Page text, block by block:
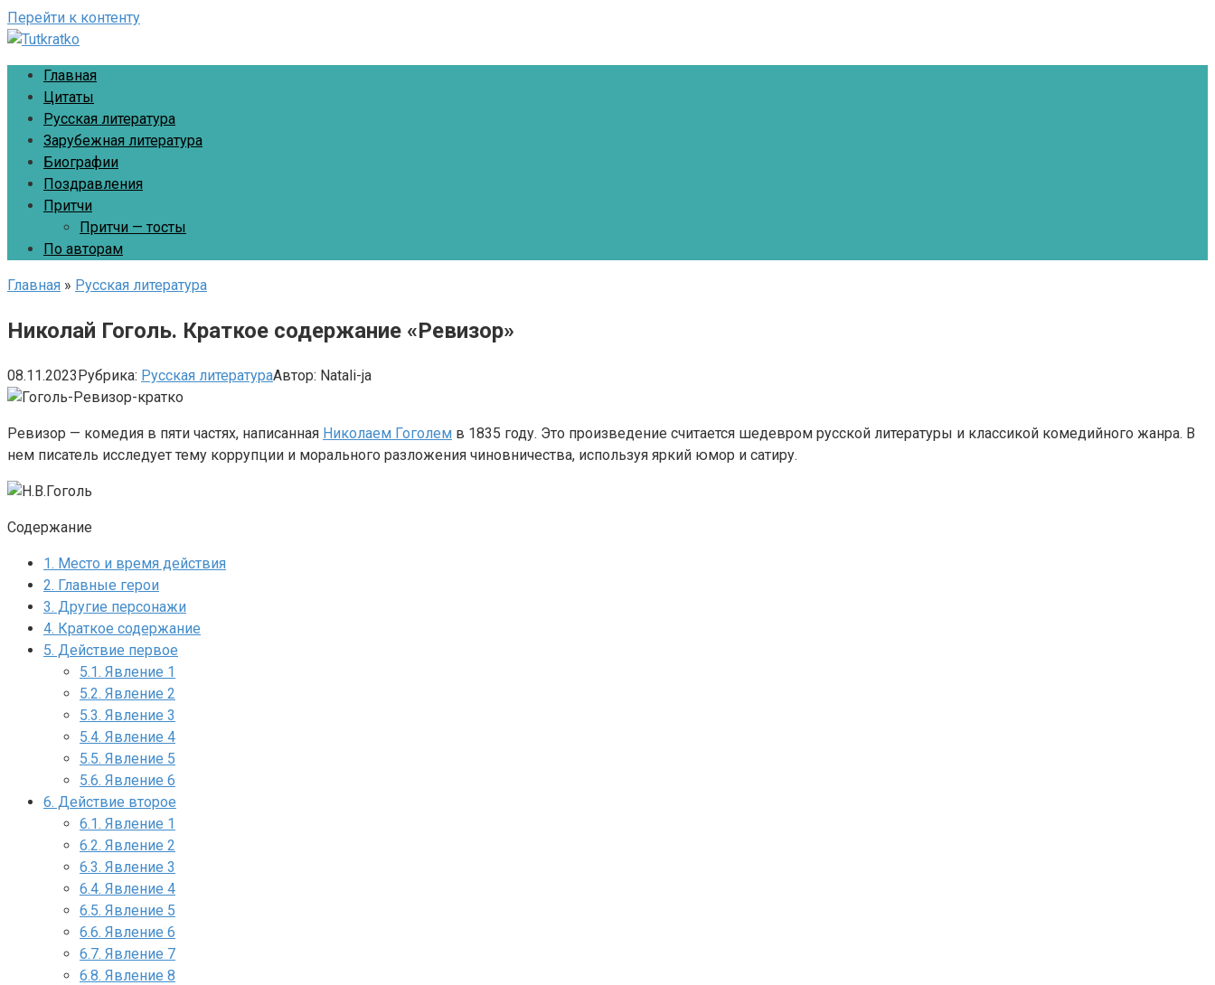
Перейти к контенту
Главная
Цитаты
Русская литература
Зарубежная литература
Биографии
Поздравления
Притчи
Притчи — тосты
По авторам
Главная » Русская литература
Николай Гоголь. Краткое содержание «Ревизор»
08.11.2023Рубрика: Русская литератураАвтор: Natali-ja
Ревизор — комедия в пяти частях, написанная Николаем Гоголем в 1835 году. Это произведение считается шедевром русской литературы и классикой комедийного жанра. В
нем писатель исследует тему коррупции и морального разложения чиновничества, используя яркий юмор и сатиру.
Содержание
1. Место и время действия
2. Главные герои
3. Другие персонажи
4. Краткое содержание
5. Действие первое
5.1. Явление 1
5.2. Явление 2
5.3. Явление 3
5.4. Явление 4
5.5. Явление 5
5.6. Явление 6
6. Действие второе
6.1. Явление 1
6.2. Явление 2
6.3. Явление 3
6.4. Явление 4
6.5. Явление 5
6.6. Явление 6
6.7. Явление 7
6.8. Явление 8